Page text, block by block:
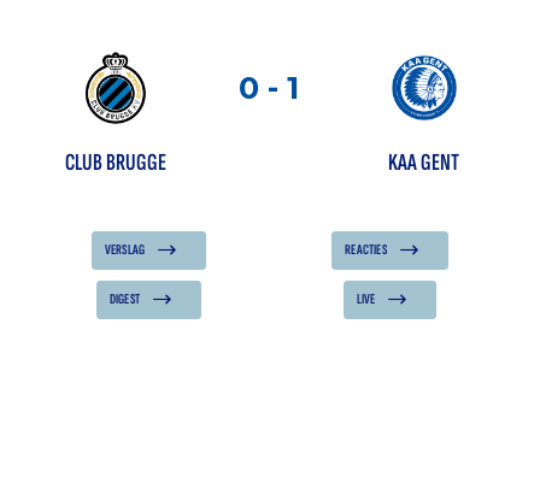
0 - 1
CLUB BRUGGE KAA GENT
VERSLAG REACTIES
DIGEST LIVE